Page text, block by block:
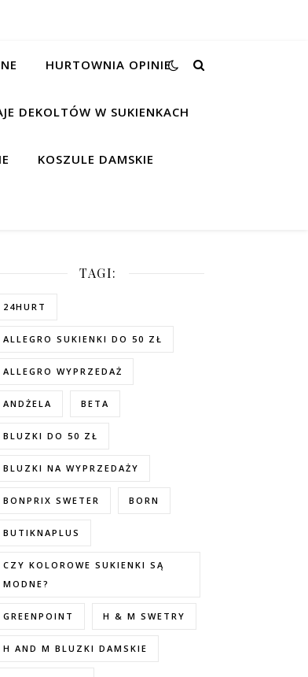
HURTOWNIA OPINIE
DEKOLTÓW W SUKIENKACH
KOSZULE DAMSKIE
TAGI:
24HURT
ALLEGRO SUKIENKI DO 50 ZŁ
ALLEGRO WYPRZEDAŻ
ANDŻELA BETA
BLUZKI DO 50 ZŁ
BLUZKI NA WYPRZEDAŻY
BONPRIX SWETER BORN
BUTIKNAPLUS
CZY KOLOROWE SUKIENKI SĄ
MODNE?
GREENPOINT H & M SWETRY
H AND M BLUZKI DAMSKIE